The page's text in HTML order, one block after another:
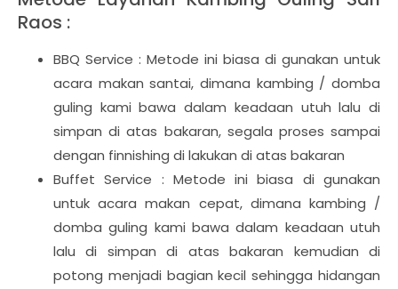
Raos :
BBQ Service : Metode ini biasa di gunakan untuk
acara makan santai, dimana kambing / domba
guling kami bawa dalam keadaan utuh lalu di
simpan di atas bakaran, segala proses sampai
dengan finnishing di lakukan di atas bakaran
Buffet Service : Metode ini biasa di gunakan
untuk acara makan cepat, dimana kambing /
domba guling kami bawa dalam keadaan utuh
lalu di simpan di atas bakaran kemudian di
potong menjadi bagian kecil sehingga hidangan